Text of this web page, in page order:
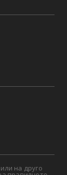
на друго